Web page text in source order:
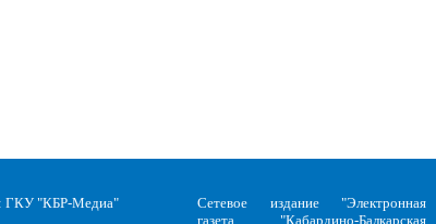
ГКУ "КБР-Медиа"
Сетевое издание "Электронная
газета "Кабардино-Балкарская